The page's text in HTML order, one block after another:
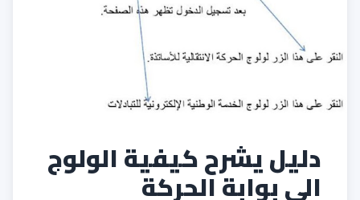
دليل يشرح كيفية الولوج
الى بوابة الحركة